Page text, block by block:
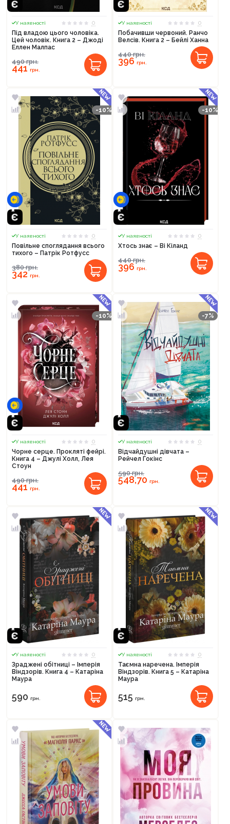
У наявності
0
Під владою цього чоловіка.
Цей чоловік. Книга 2 – Джоді
Еллен Малпас
490грн.
441грн.
У наявності
0
Побачивши червоний. Ранчо
Велсів. Книга 2 – Бейлі Ханна
440грн.
396грн.
-10%
У наявності
0
Повільне споглядання всього
тихого – Патрік Ротфусс
380грн.
342грн.
-10%
У наявності
0
Хтось знає – Ві Кіланд
440грн.
396грн.
-10%
У наявності
0
Чорне серце. Прокляті фейрі.
Книга 4 – Джулі Холл, Лея
Стоун
490грн.
441грн.
-7%
У наявності
0
Відчайдушні дівчата –
Рейчел Гокінс
590грн.
548,70 грн.
У наявності
0
Зраджені обітниці – Імперія
Віндзорів. Книга 4 – Катаріна
Маура
590 грн.
У наявності
0
Таємна наречена. Імперія
Віндзорів. Книга 5 – Катаріна
Маура
515 грн.